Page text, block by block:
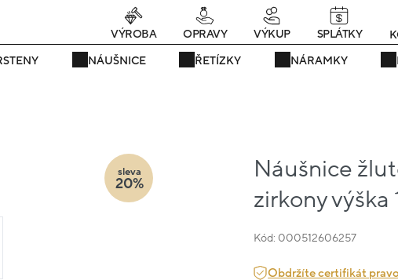
teď! - 20 % na vše! Kód: SRPEN20 24 dní : 12h : 43m : 56s
NÁUŠNICE ŘETÍZKY NÁRAMKY
VÝROBA OPRAVY VÝKUP SPLÁTKY
Náušnice
zirkony výška
Kód: 000512606257
sleva
20%
Obdržíte certifikát